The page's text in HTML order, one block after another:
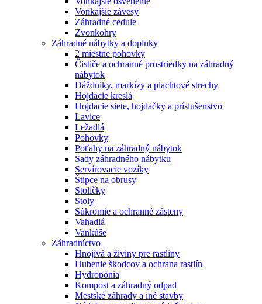
Vonkajšie závesy
Záhradné cedule
Zvonkohry
Záhradné nábytky a doplnky
2 miestne pohovky
Čističe a ochranné prostriedky na záhradný
nábytok
Dáždniky, markízy a plachtové strechy
Hojdacie kreslá
Hojdacie siete, hojdačky a príslušenstvo
Lavice
Ležadlá
Pohovky
Poťahy na záhradný nábytok
Sady záhradného nábytku
Servírovacie vozíky
Štipce na obrusy
Stoličky
Stoly
Súkromie a ochranné zásteny
Vahadlá
Vankúše
Záhradníctvo
Hnojivá a živiny pre rastliny
Hubenie škodcov a ochrana rastlín
Hydropónia
Kompost a záhradný odpad
Mestské záhrady a iné stavby